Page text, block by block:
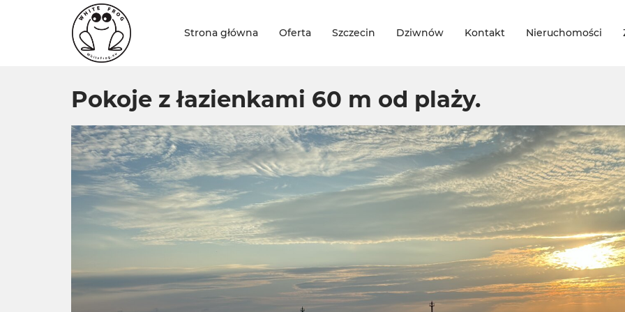
Strona główna Oferta Szczecin Dziwnów Kontakt Nieruchomości
Pokoje z łazienkami 60 m od plaży.